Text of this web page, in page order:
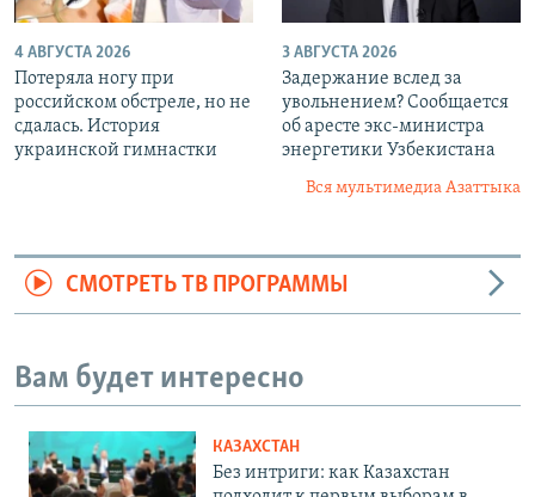
4 АВГУСТА 2026
Потеряла ногу при
российском обстреле, но не
сдалась. История
украинской гимнастки
3 АВГУСТА 2026
Задержание вслед за
увольнением? Сообщается
об аресте экс-министра
энергетики Узбекистана
Вся мультимедиа Азаттыка
СМОТРЕТЬ ТВ ПРОГРАММЫ
Вам будет интересно
КАЗАХСТАН
Без интриги: как Казахстан